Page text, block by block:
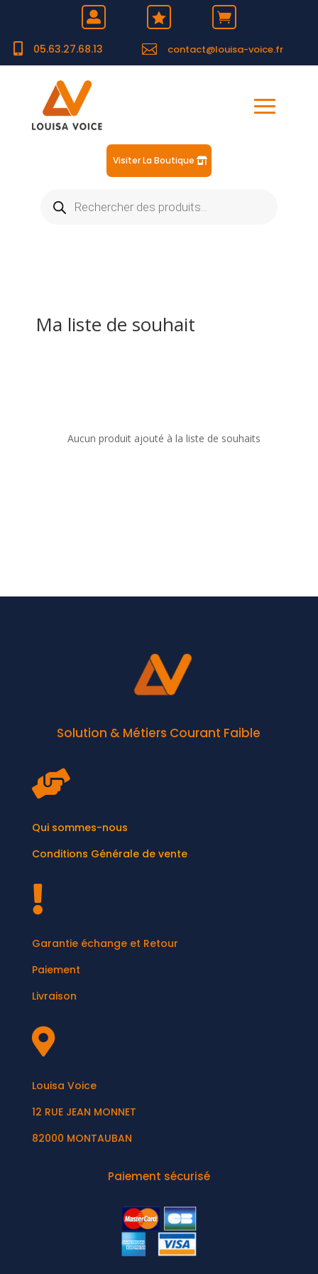
  
 05.63.27.68.13  contact@louisa-voice.fr
Visiter La Boutique
produits
Ma liste de souhait
Aucun produit ajouté à la liste de souhaits
Solution & Métiers Courant Faible

Qui sommes-nous
Conditions Générale de vente

Garantie échange et Retour
Paiement
Livraison

Louisa Voice
12 RUE JEAN MONNET
82000 MONTAUBAN
Paiement sécurisé